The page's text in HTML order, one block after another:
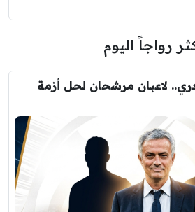
رواجاً اليوم
لاعبان مرشحان لحل أزمة